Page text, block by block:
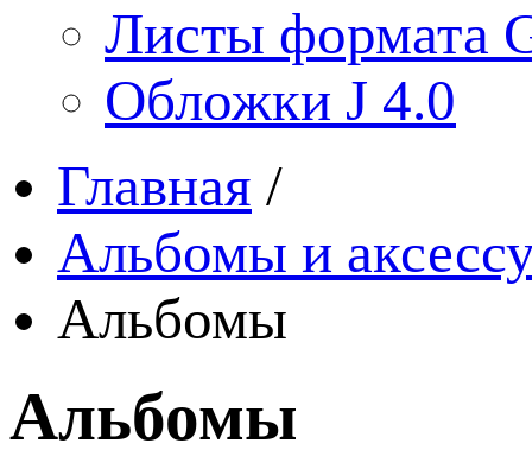
Листы формата
Обложки J 4.0
Главная /
Альбомы и
Альбомы
Альбомы